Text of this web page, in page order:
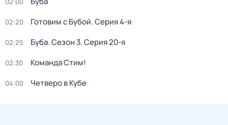
02:20 Готовим с Бубой. Серия 4-я
02:25 Буба. Сезон 3. Серия 20-я
02:30 Команда Стим!
04:00 Четверо в Кубе